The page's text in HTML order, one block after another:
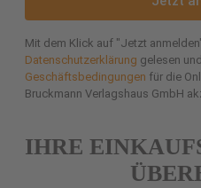
Mit dem Klick auf "Jetzt
Datenschutzerklärung gelesen
Geschäftsbedingungen für die
Bruckmann Verlagshaus GmbH
IHRE